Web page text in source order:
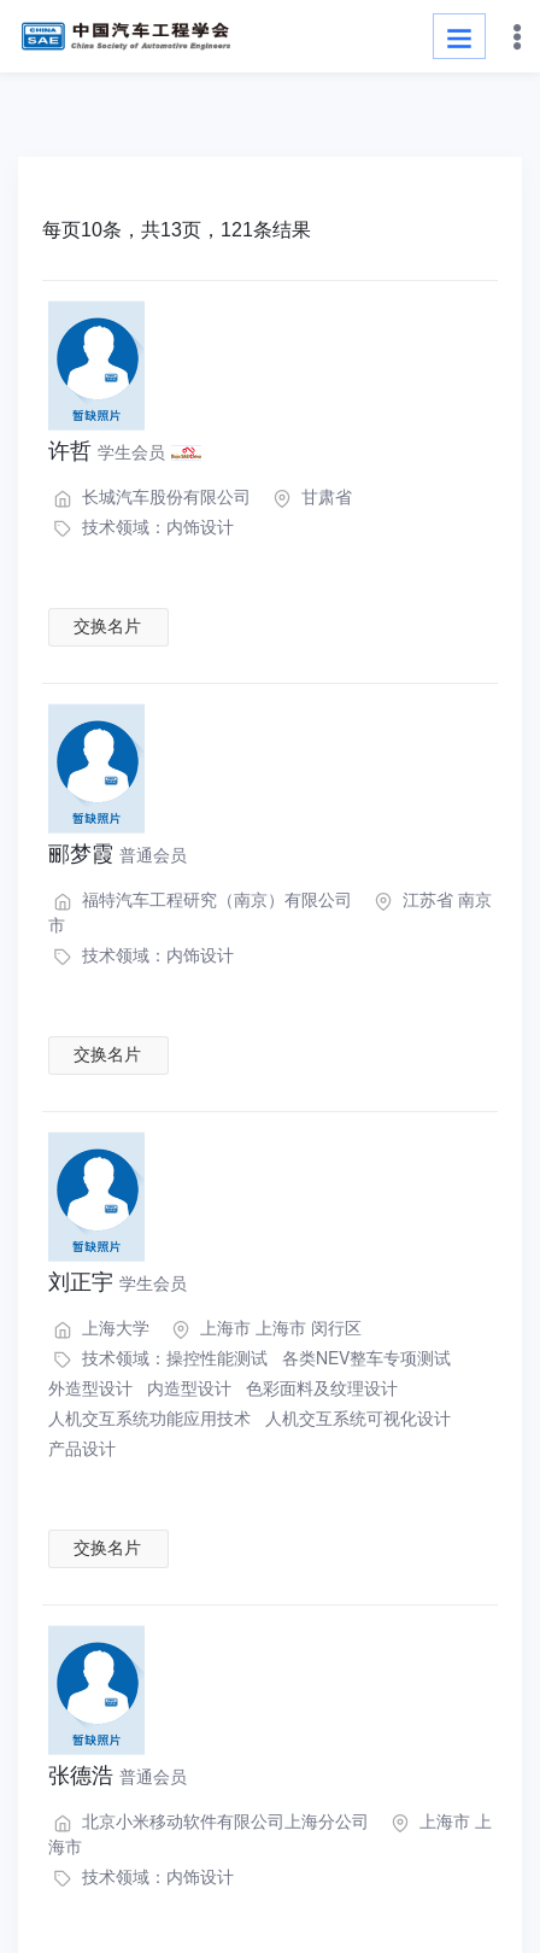
每页10条，共13页，121条结果
许哲 学生会员
长城汽车股份有限公司
甘肃省
技术领域： 内饰设计
交换名片
郦梦霞 普通会员
福特汽车工程研究（南京）有限公司
江苏省 南京
市
技术领域： 内饰设计
交换名片
刘正宇 学生会员
上海大学
上海市 上海市 闵行区
技术领域： 操控性能测试 各类NEV整车专项测试
外造型设计
内造型设计 色彩面料及纹理设计
人机交互系统功能应用技术
人机交互系统可视化设计
产品设计
交换名片
张德浩 普通会员
北京小米移动软件有限公司上海分公司
上海市 上
海市
技术领域： 内饰设计